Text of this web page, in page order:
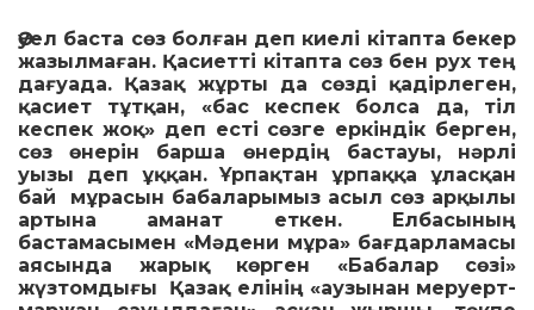
Әуел баста сөз болған деп киелі кітапта бекер
жазылмаған. Қасиетті кітапта сөз бен рух тең
дағуада. Қазақ жұрты да сөзді қадірлеген,
қасиет тұтқан, «бас кеспек болса да, тіл
кеспек жоқ» деп есті сөзге еркіндік берген,
сөз өнерін барша өнердің бастауы, нәрлі
уызы деп ұққан. Ұрпақтан ұрпаққа ұласқан
бай мұрасын бабаларымыз асыл сөз арқылы
артына аманат еткен. Елбасының
бастамасымен «Мәдени мұра» бағдарламасы
аясында жарық көрген «Бабалар сөзі»
жүзтомдығы Қазақ елінің «аузынан меруерт-